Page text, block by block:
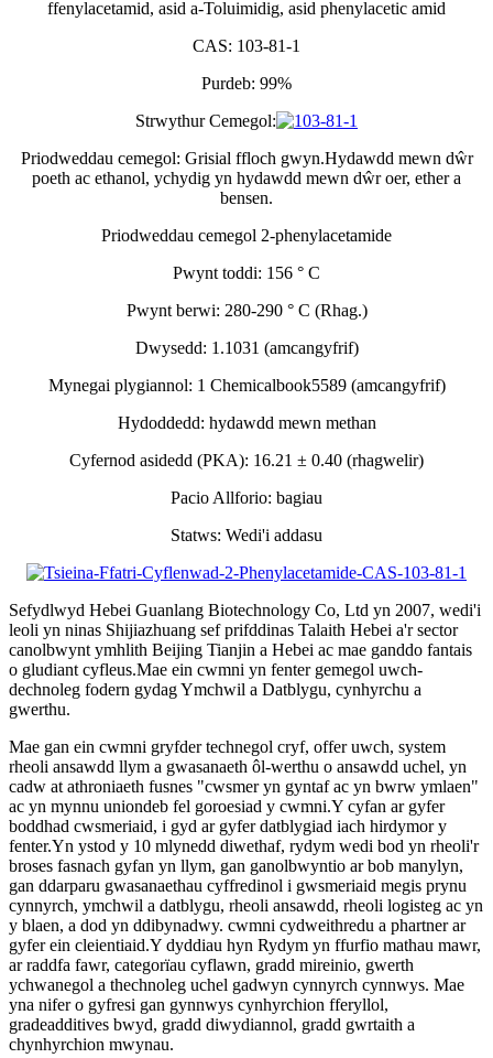
ffenylacetamid, asid a-Toluimidig, asid phenylacetic amid
CAS: 103-81-1
Purdeb: 99%
Strwythur Cemegol:
Priodweddau cemegol: Grisial ffloch gwyn.Hydawdd mewn dŵr
poeth ac ethanol, ychydig yn hydawdd mewn dŵr oer, ether a
bensen.
Priodweddau cemegol 2-phenylacetamide
Pwynt toddi: 156 ° C
Pwynt berwi: 280-290 ° C (Rhag.)
Dwysedd: 1.1031 (amcangyfrif)
Mynegai plygiannol: 1 Chemicalbook5589 (amcangyfrif)
Hydoddedd: hydawdd mewn methan
Cyfernod asidedd (PKA): 16.21 ± 0.40 (rhagwelir)
Pacio Allforio: bagiau
Statws: Wedi'i addasu
Sefydlwyd Hebei Guanlang Biotechnology Co, Ltd yn 2007, wedi'i
leoli yn ninas Shijiazhuang sef prifddinas Talaith Hebei a'r sector
canolbwynt ymhlith Beijing Tianjin a Hebei ac mae ganddo fantais
o gludiant cyfleus.Mae ein cwmni yn fenter gemegol uwch-
dechnoleg fodern gydag Ymchwil a Datblygu, cynhyrchu a
gwerthu.
Mae gan ein cwmni gryfder technegol cryf, offer uwch, system
rheoli ansawdd llym a gwasanaeth ôl-werthu o ansawdd uchel, yn
cadw at athroniaeth fusnes "cwsmer yn gyntaf ac yn bwrw ymlaen"
ac yn mynnu uniondeb fel goroesiad y cwmni.Y cyfan ar gyfer
boddhad cwsmeriaid, i gyd ar gyfer datblygiad iach hirdymor y
fenter.Yn ystod y 10 mlynedd diwethaf, rydym wedi bod yn rheoli'r
broses fasnach gyfan yn llym, gan ganolbwyntio ar bob manylyn,
gan ddarparu gwasanaethau cyffredinol i gwsmeriaid megis prynu
cynnyrch, ymchwil a datblygu, rheoli ansawdd, rheoli logisteg ac yn
y blaen, a dod yn ddibynadwy. cwmni cydweithredu a phartner ar
gyfer ein cleientiaid.Y dyddiau hyn Rydym yn ffurfio mathau mawr,
ar raddfa fawr, categorïau cyflawn, gradd mireinio, gwerth
ychwanegol a thechnoleg uchel gadwyn cynnyrch cynnwys. Mae
yna nifer o gyfresi gan gynnwys cynhyrchion fferyllol,
gradeadditives bwyd, gradd diwydiannol, gradd gwrtaith a
chynhyrchion mwynau.